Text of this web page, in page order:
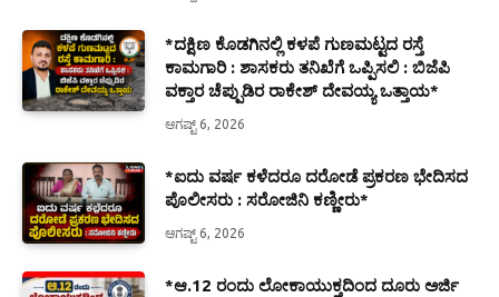
*ದಕ್ಷಿಣ ಕೊಡಗಿನಲ್ಲಿ ಕಳಪೆ ಗುಣಮಟ್ಟದ ರಸ್ತೆ
ಕಾಮಗಾರಿ : ಶಾಸಕರು ತನಿಖೆಗೆ ಒಪ್ಪಿಸಲಿ : ಬಿಜೆಪಿ
ವಕ್ತಾರ ಚೆಪ್ಪುಡಿರ ರಾಕೇಶ್ ದೇವಯ್ಯ ಒತ್ತಾಯ*
ಆಗಷ್ಟ್ 6, 2026
*ಐದು ವರ್ಷ ಕಳೆದರೂ ದರೋಡೆ ಪ್ರಕರಣ ಭೇದಿಸದ
ಪೊಲೀಸರು : ಸರೋಜಿನಿ ಕಣ್ಣೀರು*
ಆಗಷ್ಟ್ 6, 2026
*ಆ.12 ರಂದು ಲೋಕಾಯುಕ್ತದಿಂದ ದೂರು ಅರ್ಜಿ